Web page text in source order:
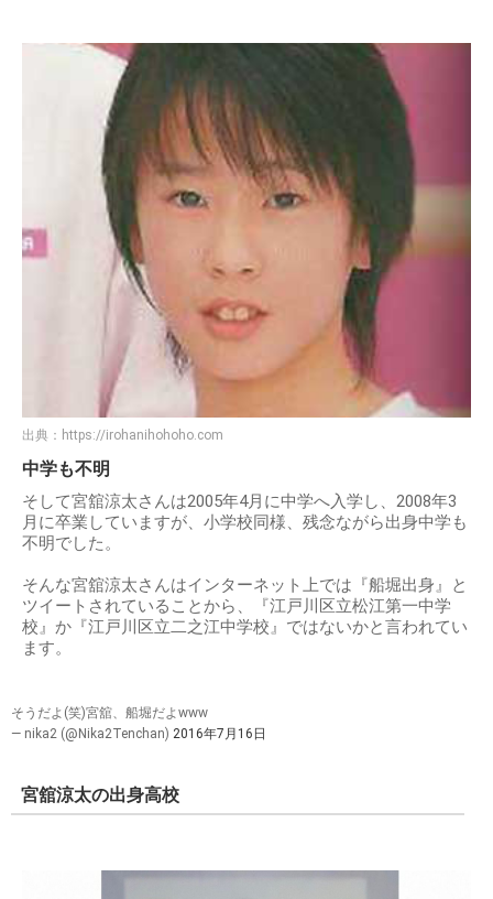
出典： https://irohanihohoho.com
中学も不明
そして宮舘涼太さんは2005年4月に中学へ入学し、2008年3
月に卒業していますが、小学校同様、残念ながら出身中学も
不明でした。
そんな宮舘涼太さんはインターネット上では『船堀出身』と
ツイートされていることから、『江戸川区立松江第一中学
校』か『江戸川区立二之江中学校』ではないかと言われてい
ます。
そうだよ(笑)宮舘、船堀だよwww
— nika2 (@Nika2Tenchan) 2016年7月16日
宮舘涼太の出身高校